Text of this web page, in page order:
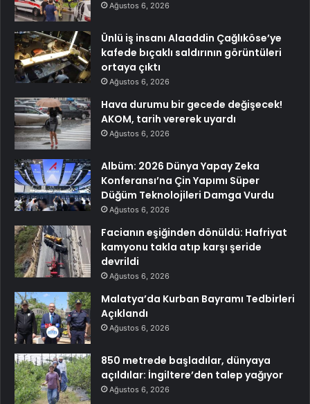
Ağustos 6, 2026
Ünlü iş insanı Alaaddin Çağlıköse’ye
kafede bıçaklı saldırının görüntüleri
ortaya çıktı
Ağustos 6, 2026
Hava durumu bir gecede değişecek!
AKOM, tarih vererek uyardı
Ağustos 6, 2026
Albüm: 2026 Dünya Yapay Zeka
Konferansı’na Çin Yapımı Süper
Düğüm Teknolojileri Damga Vurdu
Ağustos 6, 2026
Facianın eşiğinden dönüldü: Hafriyat
kamyonu takla atıp karşı şeride
devrildi
Ağustos 6, 2026
Malatya’da Kurban Bayramı Tedbirleri
Açıklandı
Ağustos 6, 2026
850 metrede başladılar, dünyaya
açıldılar: İngiltere’den talep yağıyor
Ağustos 6, 2026